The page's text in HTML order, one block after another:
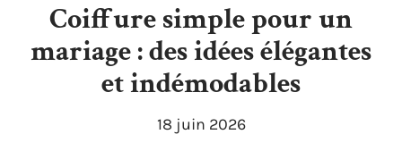
Coiffure simple pour un
mariage : des idées élégantes
et indémodables
18 juin 2026